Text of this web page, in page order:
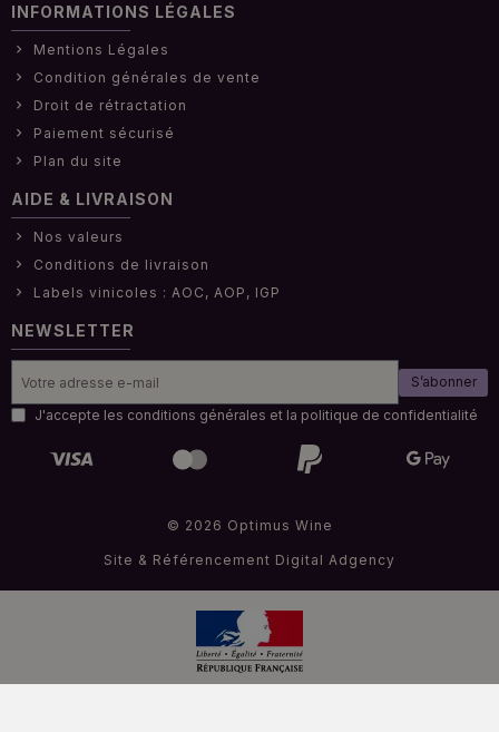
INFORMATIONS LÉGALES
Mentions Légales
Condition générales de vente
Droit de rétractation
Paiement sécurisé
Plan du site
AIDE & LIVRAISON
Nos valeurs
Conditions de livraison
Labels vinicoles : AOC, AOP, IGP
NEWSLETTER
S’abonner
J'accepte les conditions générales et la politique de confidentialité
© 2026 Optimus Wine
Site & Référencement Digital Adgency